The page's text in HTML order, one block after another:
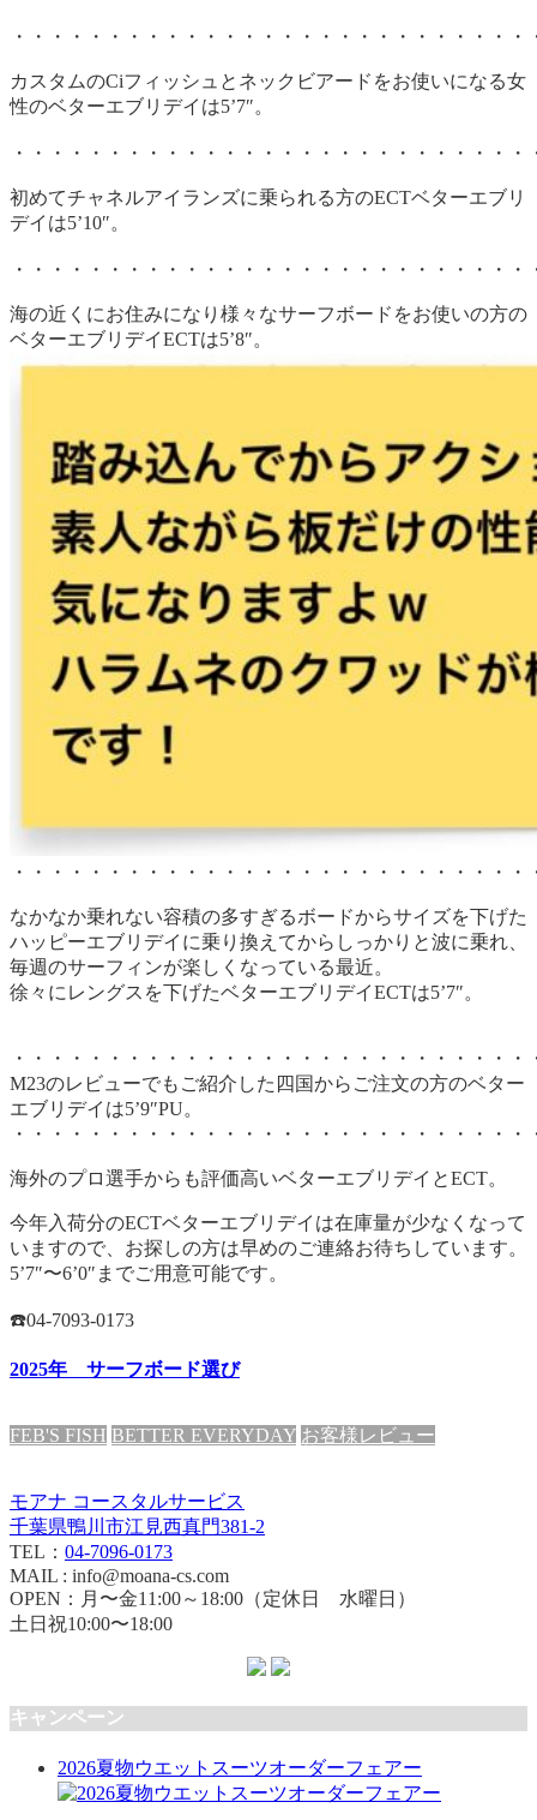
・・・・・・・・・・・・・・・・・・・・・・・・・・
カスタムのCiフィッシュとネックビアードをお使いになる女
性のベターエブリデイは5’7″。
・・・・・・・・・・・・・・・・・・・・・・・・・・
初めてチャネルアイランズに乗られる方のECTベターエブリ
デイは5’10″。
・・・・・・・・・・・・・・・・・・・・・・・・・・
海の近くにお住みになり様々なサーフボードをお使いの方の
ベターエブリデイECTは5’8″。
・・・・・・・・・・・・・・・・・・・・・・・・・・
なかなか乗れない容積の多すぎるボードからサイズを下げた
ハッピーエブリデイに乗り換えてからしっかりと波に乗れ、
毎週のサーフィンが楽しくなっている最近。
徐々にレングスを下げたベターエブリデイECTは5’7″。
・・・・・・・・・・・・・・・・・・・・・・・・・・
M23のレビューでもご紹介した四国からご注文の方のベター
エブリデイは5’9″PU。
・・・・・・・・・・・・・・・・・・・・・・・・・・
海外のプロ選手からも評価高いベターエブリデイとECT。
今年入荷分のECTベターエブリデイは在庫量が少なくなって
いますので、お探しの方は早めのご連絡お待ちしています。
5’7″〜6’0″までご用意可能です。
☎️04-7093-0173
2025年 サーフボード選び
FEB'S FISH BETTER EVERYDAY お客様レビュー
モアナ コースタルサービス
千葉県鴨川市江見西真門381-2
TEL： 04-7096-0173
MAIL : info@moana-cs.com
OPEN：月〜金11:00～18:00（定休日 水曜日）
土日祝10:00〜18:00
キャンペーン
2026夏物ウエットスーツオーダーフェアー